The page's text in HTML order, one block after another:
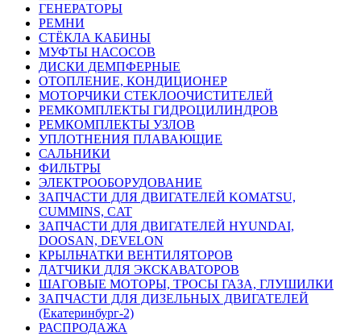
ГЕНЕРАТОРЫ
РЕМНИ
СТЁКЛА КАБИНЫ
МУФТЫ НАСОСОВ
ДИСКИ ДЕМПФЕРНЫЕ
ОТОПЛЕНИЕ, КОНДИЦИОНЕР
МОТОРЧИКИ СТЕКЛООЧИСТИТЕЛЕЙ
РЕМКОМПЛЕКТЫ ГИДРОЦИЛИНДРОВ
РЕМКОМПЛЕКТЫ УЗЛОВ
УПЛОТНЕНИЯ ПЛАВАЮЩИЕ
САЛЬНИКИ
ФИЛЬТРЫ
ЭЛЕКТРООБОРУДОВАНИЕ
ЗАПЧАСТИ ДЛЯ ДВИГАТЕЛЕЙ KOMATSU,
CUMMINS, CAT
ЗАПЧАСТИ ДЛЯ ДВИГАТЕЛЕЙ HYUNDAI,
DOOSAN, DEVELON
КРЫЛЬЧАТКИ ВЕНТИЛЯТОРОВ
ДАТЧИКИ ДЛЯ ЭКСКАВАТОРОВ
ШАГОВЫЕ МОТОРЫ, ТРОСЫ ГАЗА, ГЛУШИЛКИ
ЗАПЧАСТИ ДЛЯ ДИЗЕЛЬНЫХ ДВИГАТЕЛЕЙ
(Екатеринбург-2)
РАСПРОДАЖА